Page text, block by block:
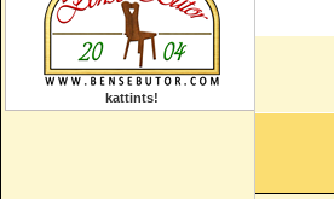
kattints!